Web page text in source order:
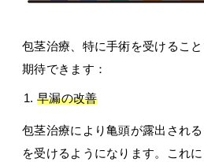
包茎治療、特に手術を受けるこ
期待できます：
早漏の改善
包茎治療により亀頭が露出され
を受けるようになります。これ